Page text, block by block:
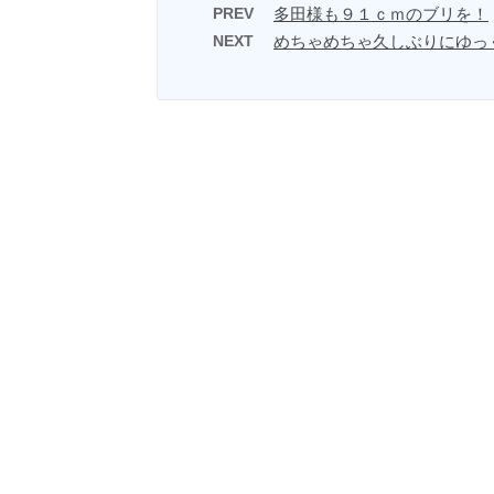
PREV 多田様も９１ｃｍのブリを！
NEXT めちゃめちゃ久しぶりにゆっ